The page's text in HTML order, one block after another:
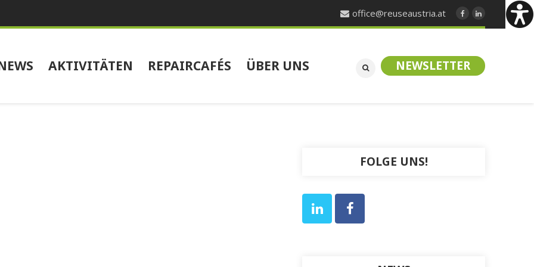
office@reuseaustria.at
AKTIVITÄTEN REPAIRCAFÉS ÜBER UNS NEWSLETTER
FOLGE UNS!